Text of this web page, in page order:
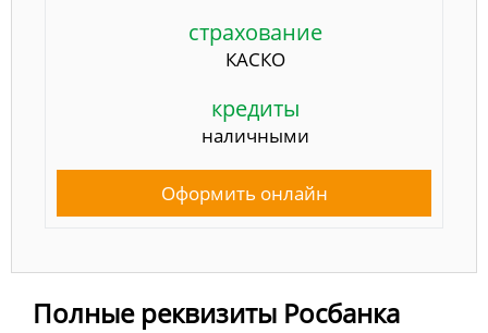
страхование
КАСКО
кредиты
наличными
Оформить онлайн
Полные реквизиты Росбанка